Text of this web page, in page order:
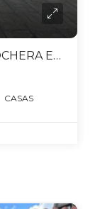
CASA DE 2 DORMITORIOS C/ COCHERA EN DURAZNO
CASAS